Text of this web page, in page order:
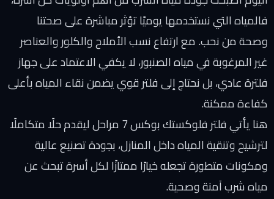
فالمياه التي نستخدمها يوميًا تؤثر مباشرة على صحتنا
وصحة من نحب. مع ارتفاع نسب الأملاح والكلور والعناصر
غير المرغوبة في مياه الصنبور، لا يكفي الاعتماد على جهاز
فلترة عادي، بل نحتاج إلى فلتر قوي يضمن نقاء المياه بأعلى
كفاءة ممكنة.
هنا يأتي فلتر فلوكستك بوكس 7 مراحل ليقدم حلًا متكاملًا
لترشيح وتنقية المياه داخل المنازل، بجودة تصنيع عالية
ومكونات متطورة تجعله خيارًا ممتازًا لكل أسرة تبحث عن
مياه شرب آمنة وصحية.